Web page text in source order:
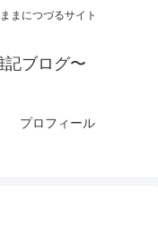
まにつづるサイト
記ブログ〜
プロフィール